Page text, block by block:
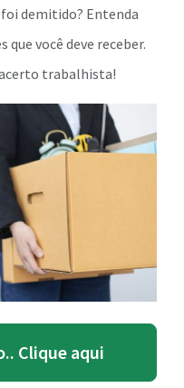
demitido? Entenda
que você deve receber.
trabalhista!
Clique aqui